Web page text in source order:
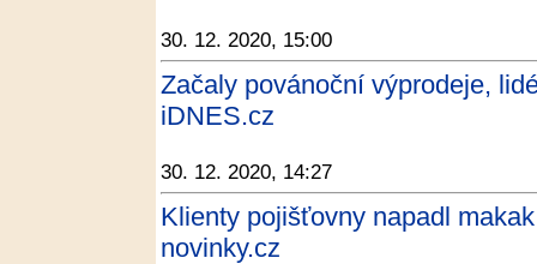
30. 12. 2020, 15:00
Začaly povánoční výprodeje,
iDNES.cz
30. 12. 2020, 14:27
Klienty pojišťovny napadl
novinky.cz